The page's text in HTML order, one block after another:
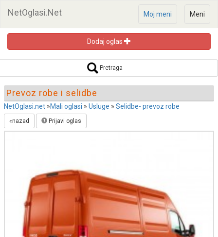
NetOglasi.Net Meni
Moj meni
Dodaj oglas
Pretraga
Pretraga oglasa
Prevoz robe i selidbe
NetOglasi.net »Mali oglasi » Usluge » Selidbe- prevoz robe
«nazad Prijavi oglas